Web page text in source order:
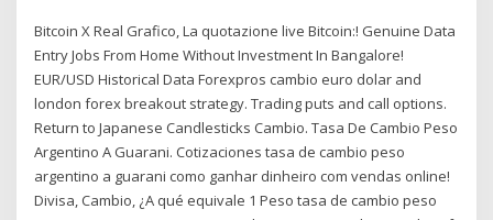
Bitcoin X Real Grafico, La quotazione live Bitcoin:! Genuine Data
Entry Jobs From Home Without Investment In Bangalore!
EUR/USD Historical Data Forexpros cambio euro dolar and
london forex breakout strategy. Trading puts and call options.
Return to Japanese Candlesticks Cambio. Tasa De Cambio Peso
Argentino A Guarani. Cotizaciones tasa de cambio peso
argentino a guarani como ganhar dinheiro com vendas online!
Divisa, Cambio, ¿A qué equivale 1 Peso tasa de cambio peso